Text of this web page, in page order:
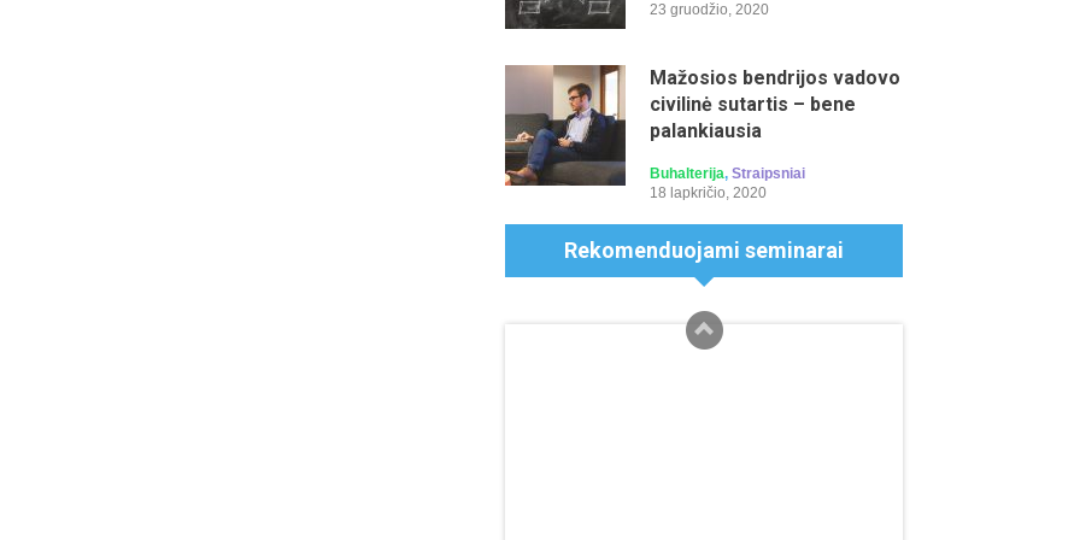
23 gruodžio, 2020
Mažosios bendrijos vadovo
civilinė sutartis – bene
palankiausia
Buhalterija, Straipsniai
18 lapkričio, 2020
Rekomenduojami seminarai
naujausi BDAR išaiškinimai